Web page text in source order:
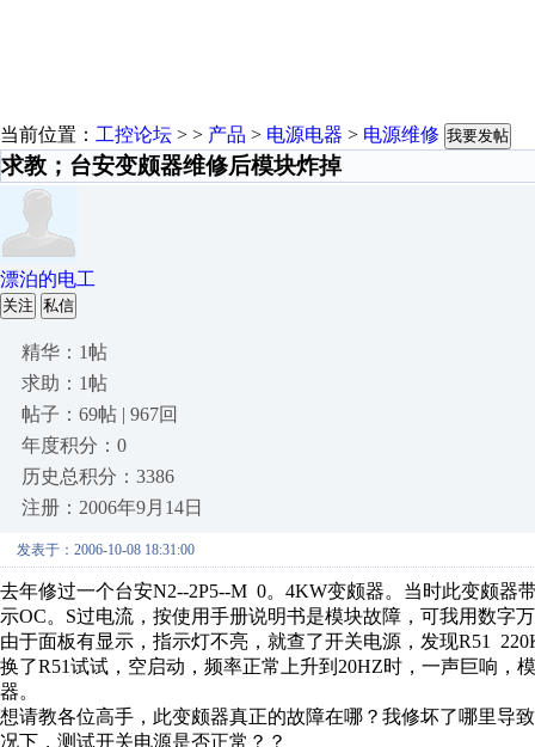
当前位置： 工控论坛 > > 产品 > 电源电器 > 电源维修 我要发帖
求教；台安变颇器维修后模块炸掉
漂泊的电工
关注 私信
精华：1帖
求助：1帖
帖子：69帖 | 967回
年度积分：0
历史总积分：3386
注册：2006年9月14日
发表于：2006-10-08 18:31:00
去年修过一个台安N2--2P5--M 0。4KW变颇器。当时此变颇
示OC。S过电流，按使用手册说明书是模块故障，可我用数字
由于面板有显示，指示灯不亮，就查了开关电源，发现R51
换了R51试试，空启动，频率正常上升到20HZ时，一声巨响
器。
想请教各位高手，此变颇器真正的故障在哪？我修坏了哪里导
况下，测试开关电源是否正常？？